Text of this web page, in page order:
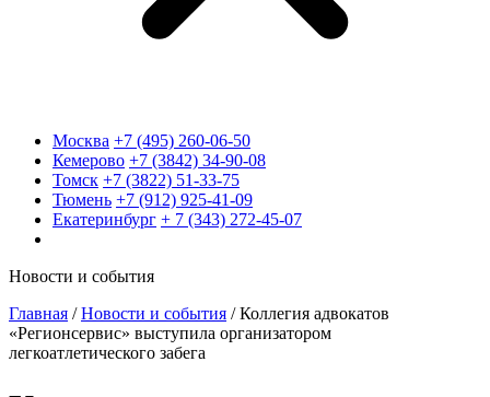
Москва +7 (495) 260-06-50
Кемерово +7 (3842) 34-90-08
Томск +7 (3822) 51-33-75
Тюмень +7 (912) 925-41-09
Екатеринбург + 7 (343) 272-45-07
Новости и события
Главная /Новости и события /Коллегия адвокатов
«Регионсервис» выступила организатором
легкоатлетического забега